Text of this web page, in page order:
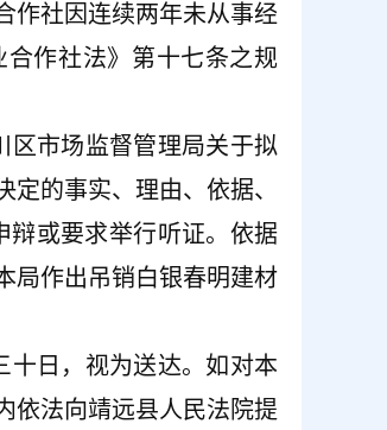
作社因连续两年未从事经
作社法》第十七条之规
区市场监督管理局关于拟
的事实、理由、依据、
辩或要求举行听证。依据
局作出吊销白银春明建材
十日，视为送达。如对本
依法向靖远县人民法院提